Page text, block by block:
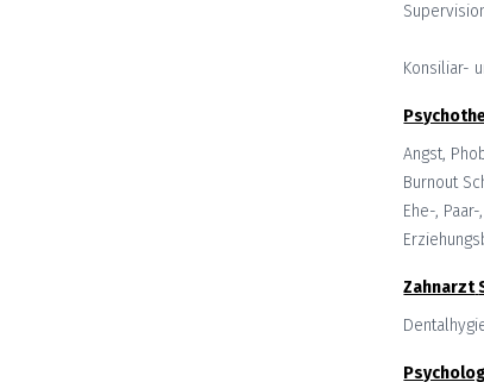
Konsiliar-
Angst,
Burnout
Ehe-,
Zahnarzt